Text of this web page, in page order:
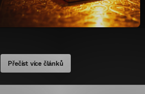
Přečíst více článků